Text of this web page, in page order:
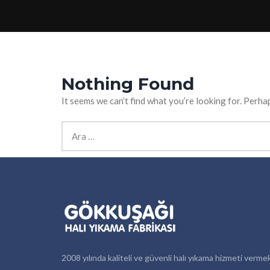
Nothing Found
It seems we can’t find what you’re looking for.
2008 yılında kaliteli ve güvenli halı yıkama hizmeti